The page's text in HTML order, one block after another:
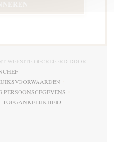
WEBSITE GECREËERD DOOR
((OPENT IN EEN NIEUW VENSTER))
NIEUW VENSTER))
((OPENT IN EEN NIEUW
PERSOONSGEGEVENS
((OPENT IN EEN NIEUW VENSTER))
EEN NIEUW VENSTER))
TOEGANKELIJKHEID
((OPENT IN EEN NIEUW